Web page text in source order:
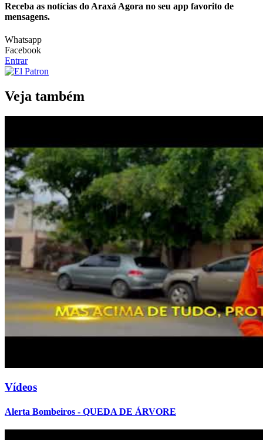
Receba as notícias do Araxá Agora no seu app favorito de
mensagens.
Whatsapp
Facebook
Entrar
Veja também
Vídeos
Alerta Bombeiros - QUEDA DE ÁRVORE